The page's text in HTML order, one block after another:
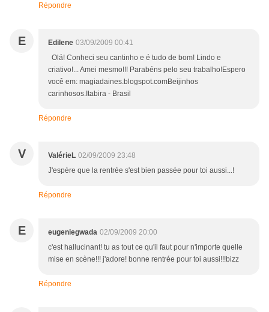
Répondre
E Edilene 03/09/2009 00:41
Olá! Conheci seu cantinho e é tudo de bom! Lindo e
criativo!... Amei mesmo!!! Parabéns pelo seu trabalho!Espero
você em: magiadaines.blogspot.comBeijinhos
carinhosos.Itabira - Brasil
Répondre
V ValérieL 02/09/2009 23:48
J'espère que la rentrée s'est bien passée pour toi aussi...!
Répondre
E eugeniegwada 02/09/2009 20:00
c'est hallucinant! tu as tout ce qu'il faut pour n'importe quelle
mise en scène!!! j'adore! bonne rentrée pour toi aussi!!!bizz
Répondre